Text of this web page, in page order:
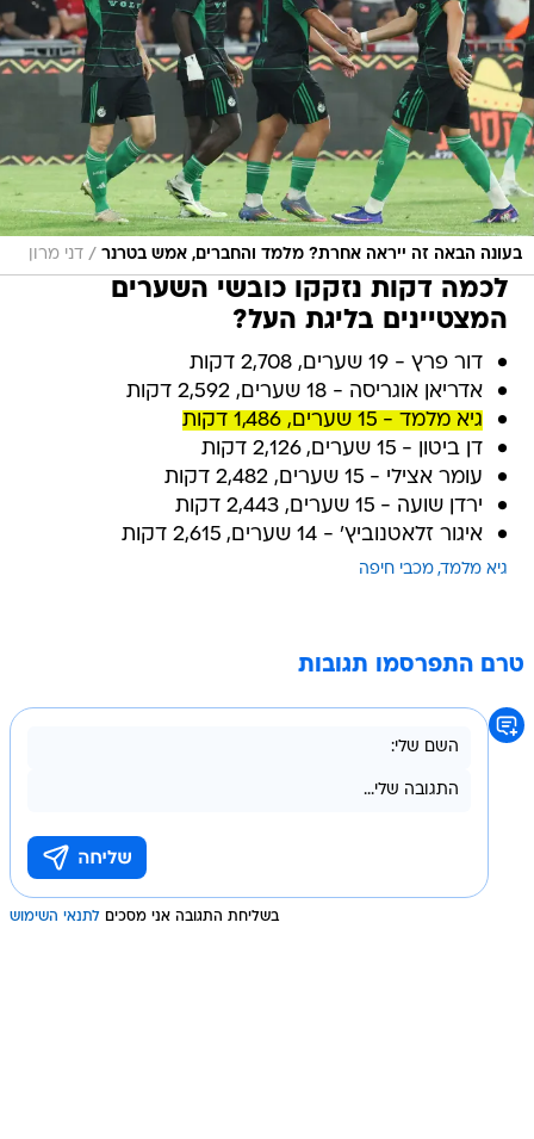
בעונה הבאה זה ייראה אחרת? מלמד והחברים, אמש בטרנר / דני מרון
לכמה דקות נזקקו כובשי השערים
המצטיינים בליגת העל?
דור פרץ - 19 שערים, 2,708 דקות
אדריאן אוגריסה - 18 שערים, 2,592 דקות
גיא מלמד - 15 שערים, 1,486 דקות
דן ביטון - 15 שערים, 2,126 דקות
עומר אצילי - 15 שערים, 2,482 דקות
ירדן שועה - 15 שערים, 2,443 דקות
איגור זלאטנוביץ' - 14 שערים, 2,615 דקות
גיא מלמד מכבי חיפה
טרם התפרסמו תגובות
בשליחת התגובה אני מסכים לתנאי השימוש